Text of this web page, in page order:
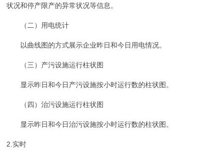
状况和停产限产的异常状况等信息。
（二）用电统计
以曲线图的方式展示企业昨日和今日用电情况。
（三）产污设施运行柱状图
显示昨日和今日产污设施按小时运行数的柱状图。
（四）治污设施运行柱状图
显示昨日和今日治污设施按小时运行数的柱状图。
2.实时